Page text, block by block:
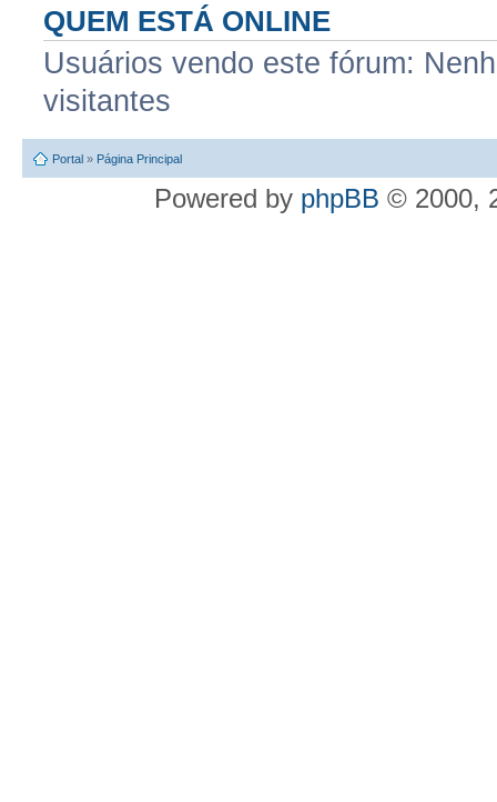
QUEM ESTÁ ONLINE
Usuários vendo este fórum:
visitantes
Portal » Página Principal
Powered by phpBB © 2000,